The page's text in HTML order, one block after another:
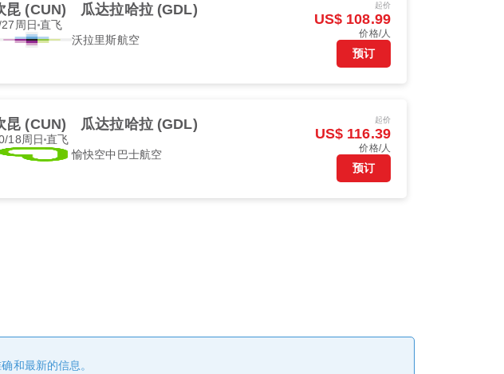
昆 (CUN) 瓜达拉哈拉 (GDL)
周日 直飞
沃拉里斯航空
起价
US$ 108.99
价格/人
预订
昆 (CUN) 瓜达拉哈拉 (GDL)
18周日 直飞
愉快空中巴士航空
起价
US$ 116.39
价格/人
预订
和最新的信息。